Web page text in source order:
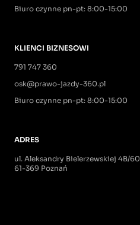
Biuro czynne pn-pt: 8:00-15:00
KLIENCI BIZNESOWI
791 747 360
osk@prawo-jazdy-360.pl
Biuro czynne pn-pt: 8:00-15:00
ADRES
ul. Aleksandry Bielerzewskiej 4B/60
61-369 Poznań